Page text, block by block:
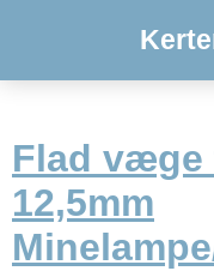
Flad væge
12,5mm